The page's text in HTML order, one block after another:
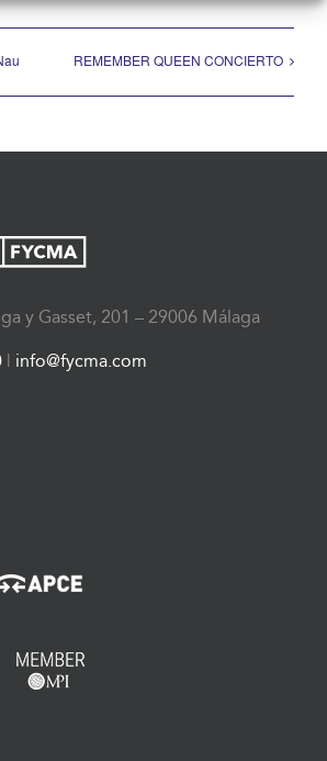
REMEMBER QUEEN CONCIERTO
y Gasset, 201 – 29006 Málaga
| info@fycma.com